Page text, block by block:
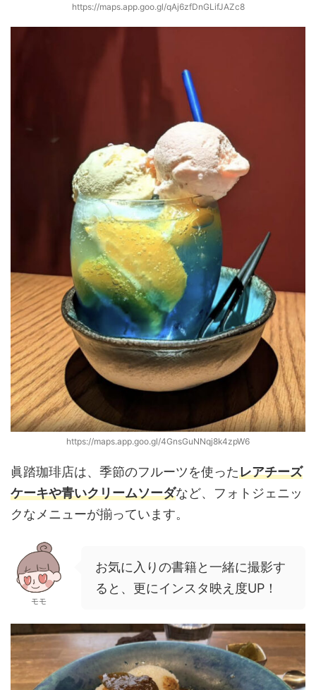
https://maps.app.goo.gl/qAj6zfDnGLifJAZc8
https://maps.app.goo.gl/4GnsGuNNqj8k4zpW6
眞踏珈琲店は、季節のフルーツを使ったレアチーズ
ケーキや青いクリームソーダなど、フォトジェニッ
クなメニューが揃っています。
モモ
お気に入りの書籍と一緒に撮影す
ると、更にインスタ映え度UP！